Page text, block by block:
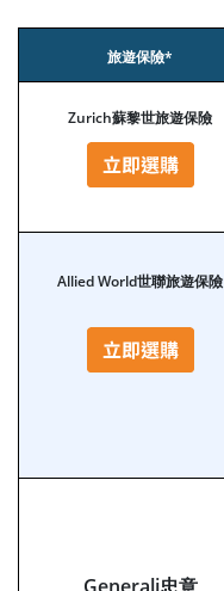
旅遊保險*
Zurich蘇黎世旅遊保險
Allied World世聯旅遊保險